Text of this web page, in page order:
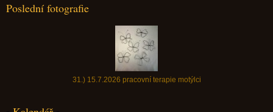
Poslední fotografie
31.) 15.7.2026 pracovní terapie motýlci